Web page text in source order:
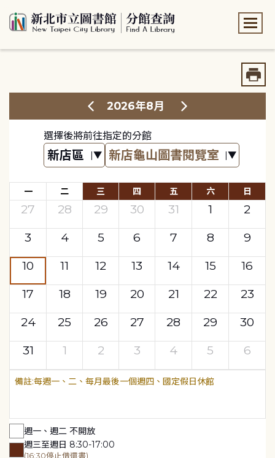
2026年8月
選擇後將前往指定的分館
一 二 三 四 五 六 日
27 28 29 30 31 1
2
3
4 5 6 7 8
9
10
11 12 13 14 15
16
17
18 19 20 21 22
23
24
25 26 27 28 29
30
31
1 2 3 4 5 6
每週一、二、每月最後一個週四、國定假日休館
週一、週二 不開放
週三至週日 8:30-17:00
(16:30停止借還書)